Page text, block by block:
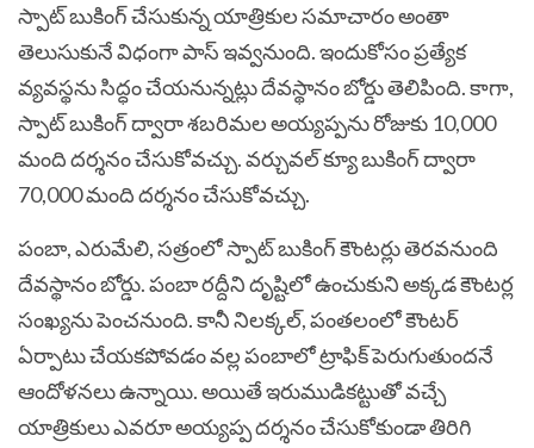
స్పాట్ బుకింగ్ చేసుకున్న యాత్రికుల సమాచారం అంతా
తెలుసుకునే విధంగా పాస్ ఇవ్వనుంది. ఇందుకోసం ప్రత్యేక
వ్యవస్థను సిద్ధం చేయనున్నట్లు దేవస్థానం బోర్డు తెలిపింది. కాగా,
స్పాట్ బుకింగ్ ద్వారా శబరిమల అయ్యప్పను రోజుకు 10,000
మంది దర్శనం చేసుకోవచ్చు. వర్చువల్ క్యూ బుకింగ్ ద్వారా
70,000 మంది దర్శనం చేసుకోవచ్చు.
పంబా, ఎరుమేలి, సత్రంలో స్పాట్ బుకింగ్ కౌంటర్లు తెరవనుంది
దేవస్థానం బోర్డు. పంబా రద్దీని దృష్టిలో ఉంచుకుని అక్కడ కౌంటర్ల
సంఖ్యను పెంచనుంది. కానీ నిలక్కల్, పంతలంలో కౌంటర్
ఏర్పాటు చేయకపోవడం వల్ల పంబాలో ట్రాఫిక్ పెరుగుతుందనే
ఆందోళనలు ఉన్నాయి. అయితే ఇరుముడికట్టుతో వచ్చే
యాత్రికులు ఎవరూ అయ్యప్ప దర్శనం చేసుకోకుండా తిరిగి